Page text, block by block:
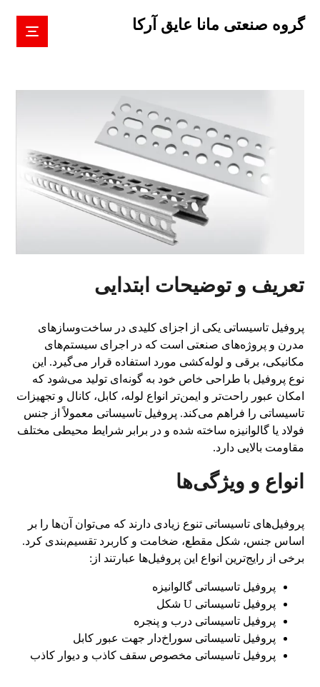
گروه صنعتی مانا عایق آرکا
تعریف و توضیحات ابتدایی
پروفیل تاسیساتی یکی از اجزای کلیدی در ساخت‌وسازهای
مدرن و پروژه‌های صنعتی است که در اجرای سیستم‌های
مکانیکی، برقی و لوله‌کشی مورد استفاده قرار می‌گیرد. این
نوع پروفیل با طراحی خاص خود به گونه‌ای تولید می‌شود که
امکان عبور راحت‌تر و ایمن‌تر انواع لوله، کابل، کانال و تجهیزات
تاسیساتی را فراهم می‌کند. پروفیل تاسیساتی معمولاً از جنس
فولاد یا گالوانیزه ساخته شده و در برابر شرایط محیطی مختلف
مقاومت بالایی دارد.
انواع و ویژگی‌ها
پروفیل‌های تاسیساتی تنوع زیادی دارند که می‌توان آن‌ها را بر
اساس جنس، شکل مقطع، ضخامت و کاربرد تقسیم‌بندی کرد.
برخی از رایج‌ترین انواع این پروفیل‌ها عبارتند از:
پروفیل تاسیساتی گالوانیزه
پروفیل تاسیساتی U شکل
پروفیل تاسیساتی درب و پنجره
پروفیل تاسیساتی سوراخ‌دار جهت عبور کابل
پروفیل تاسیساتی مخصوص سقف کاذب و دیوار کاذب